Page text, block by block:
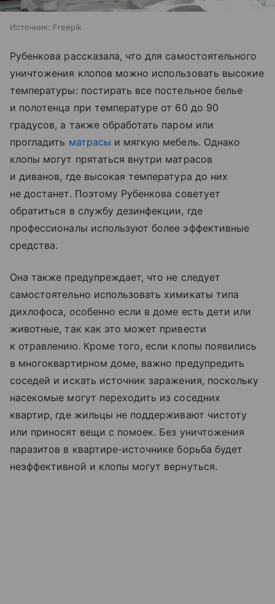
Источник: Freepik
Рубенкова рассказала, что для самостоятельного
уничтожения клопов можно использовать высокие
температуры: постирать все постельное белье
и полотенца при температуре от 60 до 90
градусов, а также обработать паром или
прогладить матрасы и мягкую мебель. Однако
клопы могут прятаться внутри матрасов
и диванов, где высокая температура до них
не достанет. Поэтому Рубенкова советует
обратиться в службу дезинфекции, где
профессионалы используют более эффективные
средства.
Она также предупреждает, что не следует
самостоятельно использовать химикаты типа
дихлофоса, особенно если в доме есть дети или
животные, так как это может привести
к отравлению. Кроме того, если клопы появились
в многоквартирном доме, важно предупредить
соседей и искать источник заражения, поскольку
насекомые могут переходить из соседних
квартир, где жильцы не поддерживают чистоту
или приносят вещи с помоек. Без уничтожения
паразитов в квартире-источнике борьба будет
неэффективной и клопы могут вернуться.